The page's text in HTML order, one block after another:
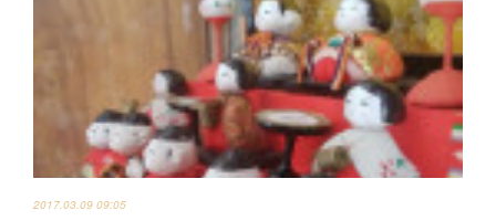
2017.03.09 09:05